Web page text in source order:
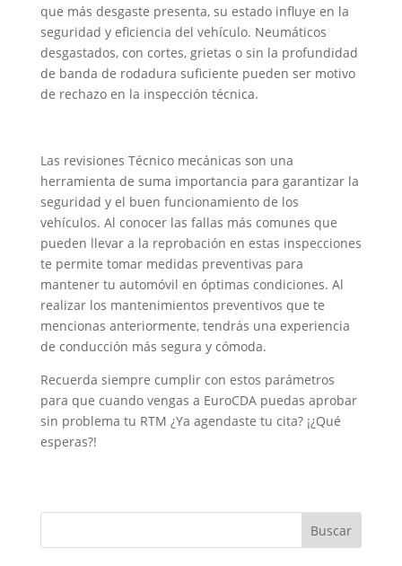
que más desgaste presenta, su estado influye en la
seguridad y eficiencia del vehículo. Neumáticos
desgastados, con cortes, grietas o sin la profundidad
de banda de rodadura suficiente pueden ser motivo
de rechazo en la inspección técnica.
Las revisiones Técnico mecánicas son una
herramienta de suma importancia para garantizar la
seguridad y el buen funcionamiento de los
vehículos. Al conocer las fallas más comunes que
pueden llevar a la reprobación en estas inspecciones
te permite tomar medidas preventivas para
mantener tu automóvil en óptimas condiciones. Al
realizar los mantenimientos preventivos que te
mencionas anteriormente, tendrás una experiencia
de conducción más segura y cómoda.
Recuerda siempre cumplir con estos parámetros
para que cuando vengas a EuroCDA puedas aprobar
sin problema tu RTM ¿Ya agendaste tu cita? ¡¿Qué
esperas?!
Buscar